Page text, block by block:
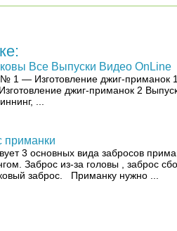
Все Выпуски Видео OnLine
1 — Изготовление джиг-приманок
джиг-приманок 2
...
приманки
3 основных вида забросов
Заброс из-за головы , заброс
заброс. Приманку нужно ...